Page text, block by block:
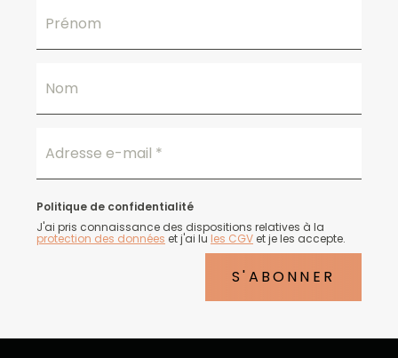
Prénom
Nom
Adresse e-mail *
Politique de confidentialité
J'ai pris connaissance des dispositions relatives à la
protection des données et j'ai lu les CGV et je les accepte.
S'ABONNER